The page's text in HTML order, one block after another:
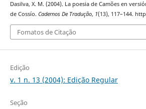
Dasilva, X. M. (2004). La poesia de Camões en
de Cossío. Cadernos De Tradução, 1(13), 117–144.
Fomatos de Citação
Edição
v. 1 n. 13 (2004): Edição Regular
Seção